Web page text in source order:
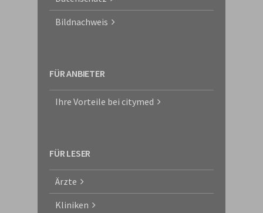
Bildnachweis
FÜR ANBIETER
Ihre Vorteile bei citymed
FÜR LESER
Ärzte
Kliniken